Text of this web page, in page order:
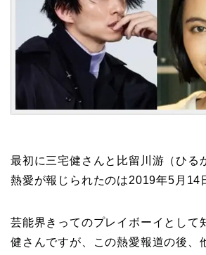
最初に三宅健さんと比留川游（ひる
熱愛が報じられたのは2019年5月14
芸能界きってのプレイボーイとして
健さんですが、この熱愛報道の後、